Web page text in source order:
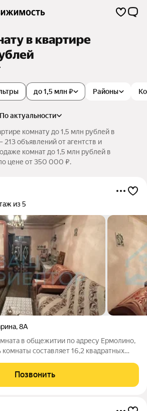
в квартире
до 1,5 млн ₽ Районы
по актуальности
комнату до 1,5 млн рублей в
объявлений от агентств и
комнат до 1,5 млн рублей в
цене от 350 000 ₽.
из 5
,8А
в общежитии по адресу Ермолино,
комнаты составляет 16,2 квадратных
с окнами во двор, которые
Позвонить